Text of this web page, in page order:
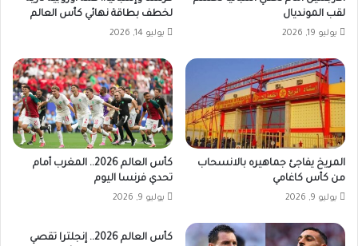
لقب المونديال
يوليو 19, 2026
لخطف بطاقة نهائي كأس العالم
يوليو 14, 2026
المريخ يفاجئ جماهيره بالانسحاب
من كأس كاغامي
يوليو 9, 2026
كأس العالم 2026.. المغرب أمام
تحدي فرنسا اليوم
يوليو 9, 2026
كأس العالم 2026.. إنجلترا تقصي